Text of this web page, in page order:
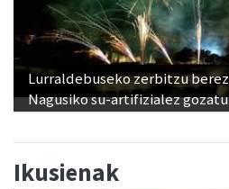
Lurraldebuseko zerbitzu
Nagusiko su-artifizialez
Ikusienak